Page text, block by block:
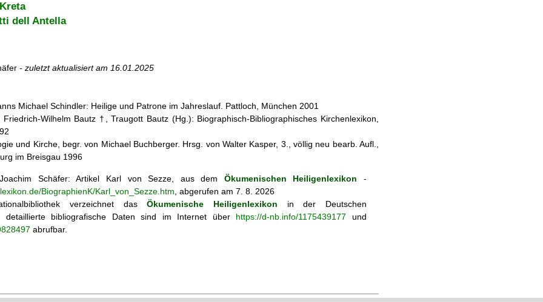
dell Antella
- zuletzt aktualisiert am 16.01.2025
Michael Schindler: Heilige und Patrone im Jahreslauf. Pattloch, München 2001
Friedrich-Wilhelm Bautz †, Traugott Bautz (Hg.): Biographisch-Bibliographisches Kirchenlexikon,
und Kirche, begr. von Michael Buchberger. Hrsg. von Walter Kasper, 3., völlig neu bearb. Aufl.,
im Breisgau 1996
Schäfer: Artikel Karl von Sezze, aus dem Ökumenischen Heiligenlexikon -
BiographienK/Karl_von_Sezze.htm , abgerufen am 7. 8. 2026
verzeichnet dasÖkumenische Heiligenlexikon in der Deutschen
detaillierte bibliografische Daten sind im Internet über https://d-nb.info/1175439177 und
abrufbar.